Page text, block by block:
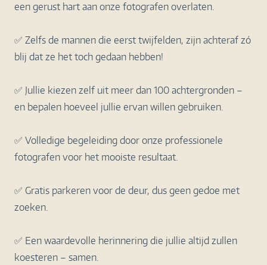
een gerust hart aan onze fotografen overlaten.
✅ Zelfs de mannen die eerst twijfelden, zijn achteraf zó
blij dat ze het toch gedaan hebben!
✅ Jullie kiezen zelf uit meer dan 100 achtergronden –
en bepalen hoeveel jullie ervan willen gebruiken.
✅ Volledige begeleiding door onze professionele
fotografen voor het mooiste resultaat.
✅ Gratis parkeren voor de deur, dus geen gedoe met
zoeken.
✅ Een waardevolle herinnering die jullie altijd zullen
koesteren – samen.